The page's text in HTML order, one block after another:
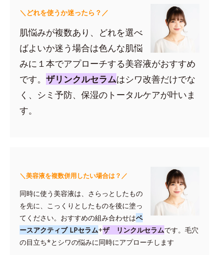
＼どれを使うか迷ったら？／
肌悩みが複数あり、どれを選べ
ばよいか迷う場合は色んな肌悩
みに１本でアプローチする美容液がおすすめ
です。 ザリンクルセラムはシワ改善だけでな
く、シミ予防、保湿のトータルケアが叶いま
す。
＼美容液を複数併用したい場合は？／
同時に使う美容液は、さらっとしたもの
を先に、こっくりとしたものを後に塗っ
てください。おすすめの組み合わせはベ
ースアクティブ LPセラム+ザ リンクルセラムです。毛穴
の目立ち*とシワの悩みに同時にアプローチします